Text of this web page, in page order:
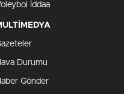
İddaa
Durumu
Gönder